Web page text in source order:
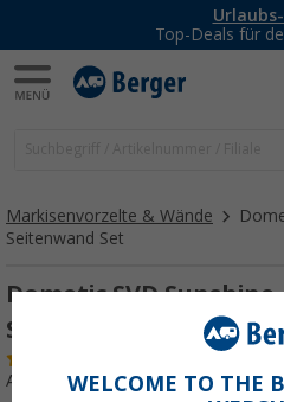
-20% auf
Mit dem
Markisenvorzelte & Wände
Seitenwand Set
Dometic SVD
Set
Art.-Nr.: 352230WELCOME TO THE